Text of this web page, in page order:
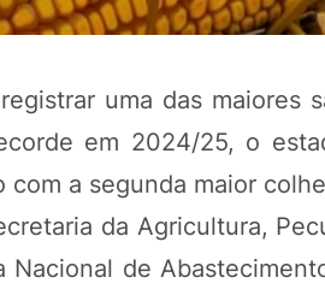
uma das maiores
em 2024/25, o
a segunda maior
da Agricultura,
Nacional de